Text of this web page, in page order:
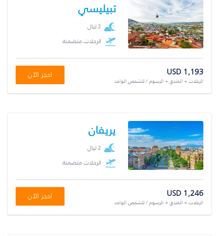
تبيليسي
2 ليال
الرحلات متضمنة
USD 1,193
الرحلات + الفندق + الرسوم / للشخص الواحد
احجز الآن
يريفان
2 ليال
الرحلات متضمنة
USD 1,246
الرحلات + الفندق + الرسوم / للشخص الواحد
احجز الآن